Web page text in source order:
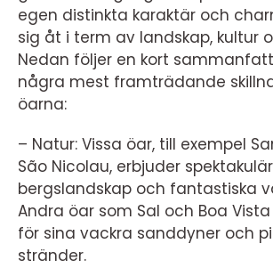
egen distinkta karaktär och
sig åt i term av landskap, kultur
Nedan följer en kort
några mest framträdande
öarna:
– Natur: Vissa öar, till exempel
São Nicolau, erbjuder spektakulär
bergslandskap och fantastiska
Andra öar som Sal och Boa
för sina vackra sanddyner och
stränder.